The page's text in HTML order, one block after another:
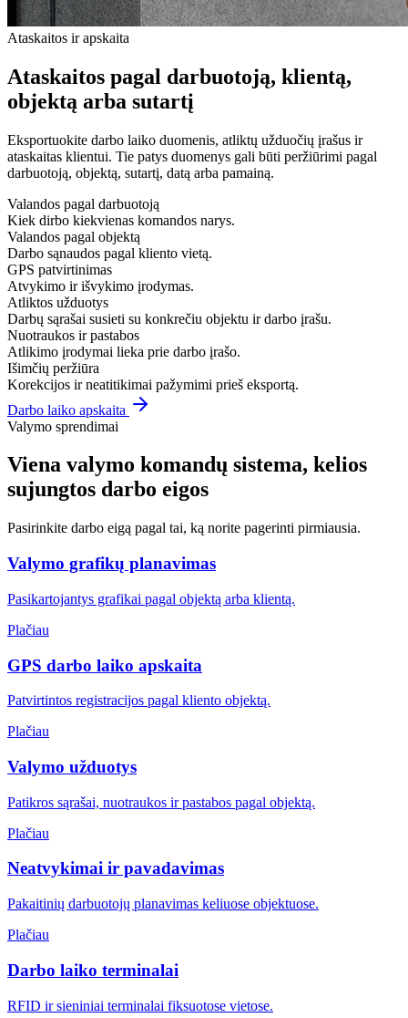
Ataskaitos ir apskaita
Ataskaitos pagal darbuotoją, klientą,
objektą arba sutartį
Eksportuokite darbo laiko duomenis, atliktų užduočių įrašus ir
ataskaitas klientui. Tie patys duomenys gali būti peržiūrimi pagal
darbuotoją, objektą, sutartį, datą arba pamainą.
Valandos pagal darbuotoją
Kiek dirbo kiekvienas komandos narys.
Valandos pagal objektą
Darbo sąnaudos pagal kliento vietą.
GPS patvirtinimas
Atvykimo ir išvykimo įrodymas.
Atliktos užduotys
Darbų sąrašai susieti su konkrečiu objektu ir darbo įrašu.
Nuotraukos ir pastabos
Atlikimo įrodymai lieka prie darbo įrašo.
Išimčių peržiūra
Korekcijos ir neatitikimai pažymimi prieš eksportą.
Darbo laiko apskaita
Valymo sprendimai
Viena valymo komandų sistema, kelios
sujungtos darbo eigos
Pasirinkite darbo eigą pagal tai, ką norite pagerinti pirmiausia.
Valymo grafikų planavimas
Pasikartojantys grafikai pagal objektą arba klientą.
Plačiau
GPS darbo laiko apskaita
Patvirtintos registracijos pagal kliento objektą.
Plačiau
Valymo užduotys
Patikros sąrašai, nuotraukos ir pastabos pagal objektą.
Plačiau
Neatvykimai ir pavadavimas
Pakaitinių darbuotojų planavimas keliuose objektuose.
Plačiau
Darbo laiko terminalai
RFID ir sieniniai terminalai fiksuotose vietose.